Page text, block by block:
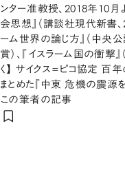
ンター准教授、2018年10月
会思想』（講談社現代新書
ーム世界の論じ方』（中央
賞）、『イスラーム国の衝撃
く】 サイクス=ピコ協定 百
まとめた『中東 危機の震源
この筆者の記事